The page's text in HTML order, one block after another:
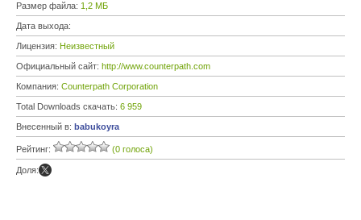
Размер файла: 1,2 МБ
Дата выхода:
Лицензия: Неизвестный
Официальный сайт: http://www.counterpath.com
Компания: Counterpath Corporation
Total Downloads скачать: 6 959
Внесенный в: babukoyra
Рейтинг: (0 голоса)
Доля: